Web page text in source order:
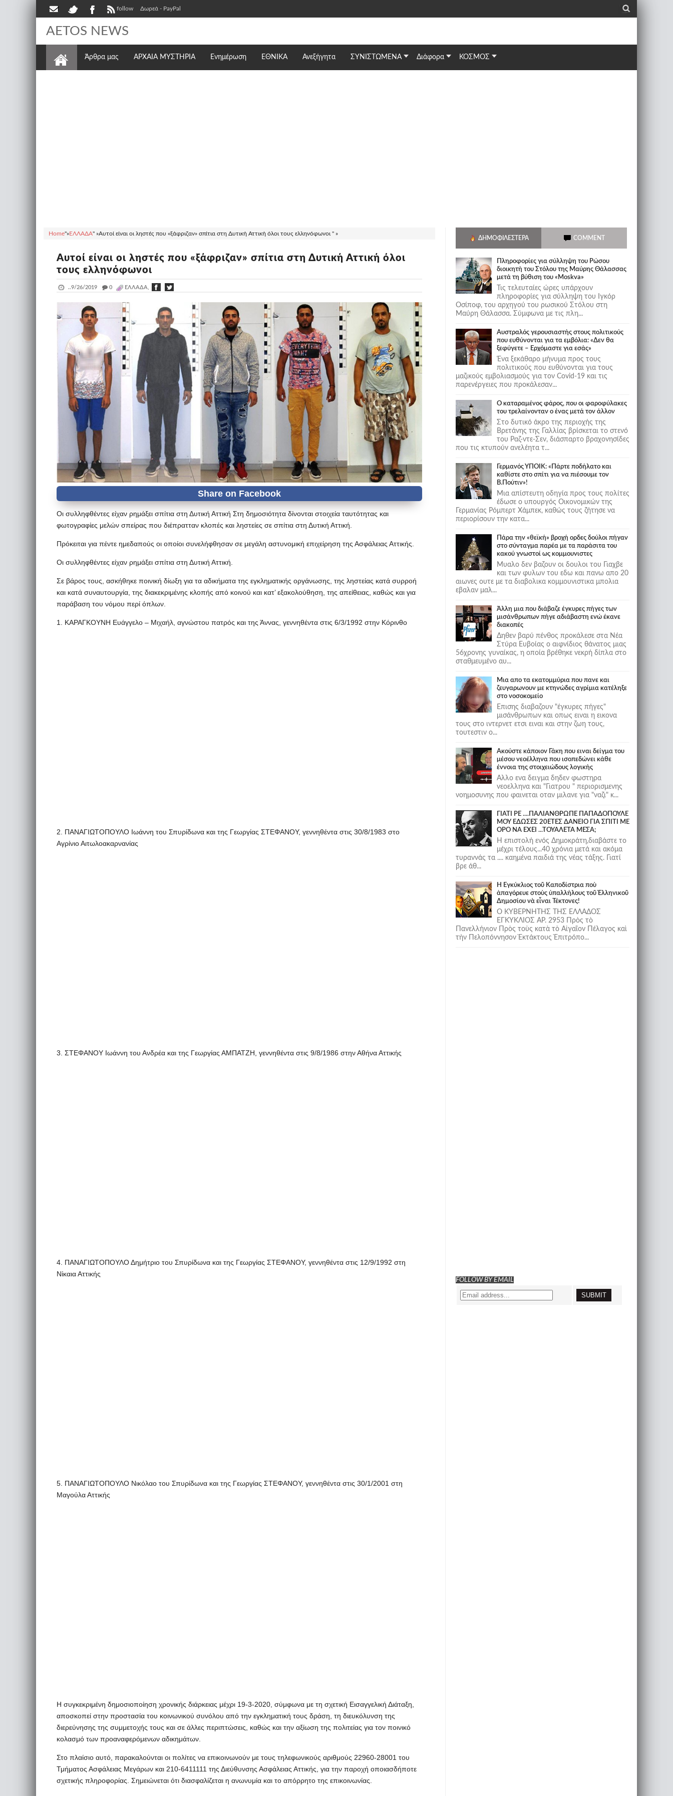
follow Δωρεά - PayPal _
AETOS NEWS
Άρθρα μας ΑΡΧΑΙΑ ΜΥΣΤΗΡΙΑ Ενημέρωση ΕΘΝΙΚΆ Ανεξήγητα ΣΥΝΙΣΤΩΜΕΝΑ Διάφορα ΚΟΣΜΟΣ
Home"»ΕΛΛΑΔΑ" »Αυτοί είναι οι ληστές που «ξάφριζαν» σπίτια στη Δυτική Αττική όλοι τους ελληνόφωνοι " »
Αυτοί είναι οι ληστές που «ξάφριζαν» σπίτια στη Δυτική Αττική όλοι
τους ελληνόφωνοι
..9/26/2019 _ 0 ΕΛΛΑΔΑ,
Οι συλληφθέντες είχαν ρημάξει σπίτια στη Δυτική Αττική Στη δημοσιότητα δίνονται στοιχεία ταυτότητας και
φωτογραφίες μελών σπείρας που διέπρατταν κλοπές και ληστείες σε σπίτια στη Δυτική Αττική.
Πρόκειται για πέντε ημεδαπούς οι οποίοι συνελήφθησαν σε μεγάλη αστυνομική επιχείρηση της Ασφάλειας Αττικής.
Οι συλληφθέντες είχαν ρημάξει σπίτια στη Δυτική Αττική.
Σε βάρος τους, ασκήθηκε ποινική δίωξη για τα αδικήματα της εγκληματικής οργάνωσης, της ληστείας κατά συρροή
και κατά συναυτουργία, της διακεκριμένης κλοπής από κοινού και κατ’ εξακολούθηση, της απείθειας, καθώς και για
παράβαση του νόμου περί όπλων.
1. ΚΑΡΑΓΚΟΥΝΗ Ευάγγελο – Μιχαήλ, αγνώστου πατρός και της Άννας, γεννηθέντα στις 6/3/1992 στην Κόρινθο
2. ΠΑΝΑΓΙΩΤΟΠΟΥΛΟ Ιωάννη του Σπυρίδωνα και της Γεωργίας ΣΤΕΦΑΝΟΥ, γεννηθέντα στις 30/8/1983 στο
Αγρίνιο Αιτωλοακαρνανίας
3. ΣΤΕΦΑΝΟΥ Ιωάννη του Ανδρέα και της Γεωργίας ΑΜΠΑΤΖΗ, γεννηθέντα στις 9/8/1986 στην Αθήνα Αττικής
4. ΠΑΝΑΓΙΩΤΟΠΟΥΛΟ Δημήτριο του Σπυρίδωνα και της Γεωργίας ΣΤΕΦΑΝΟΥ, γεννηθέντα στις 12/9/1992 στη
Νίκαια Αττικής
5. ΠΑΝΑΓΙΩΤΟΠΟΥΛΟ Νικόλαο του Σπυρίδωνα και της Γεωργίας ΣΤΕΦΑΝΟΥ, γεννηθέντα στις 30/1/2001 στη
Μαγούλα Αττικής
Η συγκεκριμένη δημοσιοποίηση χρονικής διάρκειας μέχρι 19-3-2020, σύμφωνα με τη σχετική Εισαγγελική Διάταξη,
αποσκοπεί στην προστασία του κοινωνικού συνόλου από την εγκληματική τους δράση, τη διευκόλυνση της
διερεύνησης της συμμετοχής τους και σε άλλες περιπτώσεις, καθώς και την αξίωση της πολιτείας για τον ποινικό
κολασμό των προαναφερόμενων αδικημάτων.
Στο πλαίσιο αυτό, παρακαλούνται οι πολίτες να επικοινωνούν με τους τηλεφωνικούς αριθμούς 22960-28001 του
Τμήματος Ασφάλειας Μεγάρων και 210-6411111 της Διεύθυνσης Ασφάλειας Αττικής, για την παροχή οποιασδήποτε
σχετικής πληροφορίας. Σημειώνεται ότι διασφαλίζεται η ανωνυμία και το απόρρητο της επικοινωνίας.
ΔΗΜΟΦΙΛΈΣΤΕΡΑ COMMENT
Πληροφορίες για σύλληψη του Ρώσου
διοικητή του Στόλου της Mαύρης Θάλασσας
μετά τη βύθιση του «Moskva»
Τις τελευταίες ώρες υπάρχουν
πληροφορίες για σύλληψη του Ιγκόρ
Οσίποφ, του αρχηγού του ρωσικού Στόλου στη
Μαύρη Θάλασσα. Σύμφωνα με τις πλη...
Αυστραλός γερουσιαστής στους πολιτικούς
που ευθύνονται για τα εμβόλια: «Δεν θα
ξεφύγετε – Ερχόμαστε για εσάς»
Ένα ξεκάθαρο μήνυμα προς τους
πολιτικούς που ευθύνονται για τους
μαζικούς εμβολιασμούς για τον Covid-19 και τις
παρενέργειες που προκάλεσαν...
Ο καταραμένος φάρος, που οι φαροφύλακες
του τρελαίνονταν ο ένας μετά τον άλλον
Στο δυτικό άκρο της περιοχής της
Βρετάνης της Γαλλίας βρίσκεται το στενό
του Ραζ-ντε-Σεν, διάσπαρτο βραχονησίδες
που τις κτυπούν ανελέητα τ...
Γερμανός ΥΠΟΙΚ: «Πάρτε ποδήλατο και
καθίστε στο σπίτι για να πιέσουμε τον
Β.Πούτιν»!
Μια απίστευτη οδηγία προς τους πολίτες
έδωσε ο υπουργός Οικονομικών της
Γερμανίας Ρόμπερτ Χάμπεκ, καθώς τους ζήτησε να
περιορίσουν την κατα...
Πάρα την «θεϊκή» βροχή ορδες δούλοι πήγαν
στο σύνταγμα παρέα με τα παράσιτα του
κακού γνωστοί ως κομμουνιστες
Μυαλο δεν βαζουν οι δουλοι του Γιαχβε
και των φυλων του εδω και πανω απο 20
αιωνες ουτε με τα διαβολικα κομμουνιστικα μπολια
εβαλαν μαλ...
Άλλη μια που διάβαζε έγκυρες πήγες των
μισάνθρωπων πήγε αδιάβαστη ενώ έκανε
διακοπές
Δηθεν βαρύ πένθος προκάλεσε στα Νέα
Στύρα Ευβοίας ο αιφνίδιος θάνατος μιας
56χρονης γυναίκας, η οποία βρέθηκε νεκρή δίπλα στο
σταθμευμένο αυ...
Μια απο τα εκατομμύρια που πανε και
ζευγαρωνουν με κτηνώδες αγρίμια κατέληξε
στο νοσοκομείο
Επισης διαβαζουν "έγκυρες πήγες"
μισάνθρωπων και οπως ειναι η εικονα
τους στο ιντερνετ ετσι ειναι και στην ζωη τους,
τουτεστιν ο...
Ακούστε κάποιον Γάκη που ειναι δείγμα του
μέσου νεοέλληνα που ισοπεδώνει κάθε
έννοια της στοιχειώδους λογικής
Αλλο ενα δειγμα δηδεν φωστηρα
νεοελληνα και "Γιατρου " περιορισμενης
νοημοσυνης που φαινεται οταν μιλανε για "ναζι" κ...
ΓΙΑΤΙ ΡΕ ....ΠΑΛΙΑΝΘΡΩΠΕ ΠΑΠΑΔΟΠΟΥΛΕ
ΜΟΥ ΕΔΩΣΕΣ 20ΕΤΕΣ ΔΑΝΕΙΟ ΓΙΑ ΣΠΙΤΙ ΜΕ
ΟΡΟ ΝΑ ΕΧΕΙ ...ΤΟΥΑΛΕΤΑ ΜΕΣΑ;
Η επιστολή ενός Δημοκράτη,διαβάστε το
μέχρι τέλους...40 χρόνια μετά και ακόμα
τυραννάς τα .... καημένα παιδιά της νέας τάξης. Γιατί
βρε άθ...
Ἡ Ἐγκύκλιος τοῦ Καποδίστρια ποὺ
ἀπαγόρευε στοὺς ὑπαλλήλους τοῦ Ἑλληνικοῦ
Δημοσίου νὰ εἶναι Τέκτονες!
Ο ΚΥΒΕΡΝΗΤΗΣ ΤΗΣ ΕΛΛΑΔΟΣ
ΕΓΚΥΚΛΙΟΣ ΑΡ. 2953 Πρὸς τὸ
Πανελλήνιον Πρὸς τοὺς κατὰ τὸ Αἰγαῖον Πέλαγος καὶ
τὴν Πελοπόννησον Ἐκτάκτους Ἐπιτρόπο...
FOLLOW BY EMAIL